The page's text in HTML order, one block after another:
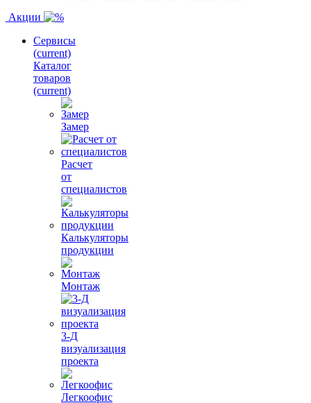
Акции
Сервисы
(current)
Каталог
товаров
(current)
Замер
Расчет
от
специалистов
Калькуляторы
продукции
Монтаж
3-Д
визуализация
проекта
Легкоофис